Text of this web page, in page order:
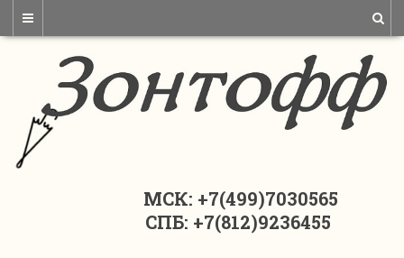
МСК: +7(499)7030565
СПБ: +7(812)9236455